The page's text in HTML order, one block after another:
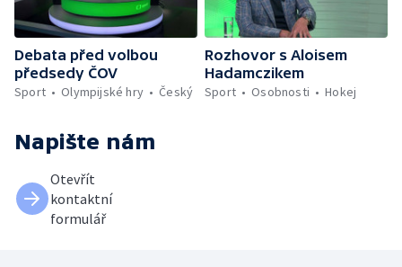
Debata před volbou
předsedy ČOV
Sport
Olympijské hry Český
Rozhovor s Aloisem
Hadamczikem
Sport
Osobnosti Hokej
Napište nám
Otevřít
kontaktní
formulář